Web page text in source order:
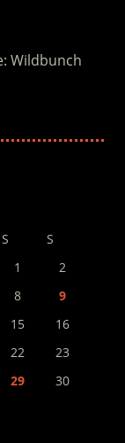
Wildbunch
S
S
1
2
8
9
15
16
22
23
29
30